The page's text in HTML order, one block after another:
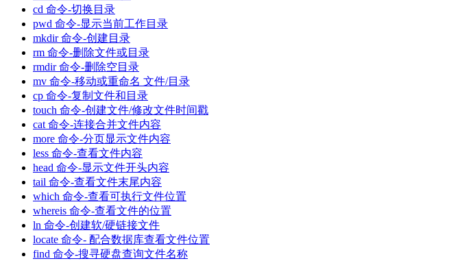
cd 命令-切换目录
pwd 命令-显示当前工作目录
mkdir 命令-创建目录
rm 命令-删除文件或目录
rmdir 命令-删除空目录
mv 命令-移动或重命名 文件/目录
cp 命令-复制文件和目录
touch 命令-创建文件/修改文件时间戳
cat 命令-连接合并文件内容
more 命令-分页显示文件内容
less 命令-查看文件内容
head 命令-显示文件开头内容
tail 命令-查看文件末尾内容
which 命令-查看可执行文件位置
whereis 命令-查看文件的位置
ln 命令-创建软/硬链接文件
locate 命令- 配合数据库查看文件位置
find 命令-搜寻硬盘查询文件名称